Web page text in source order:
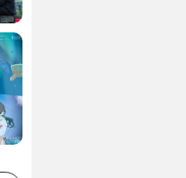
Une aube nouvelle Bande-annonce VO STFR